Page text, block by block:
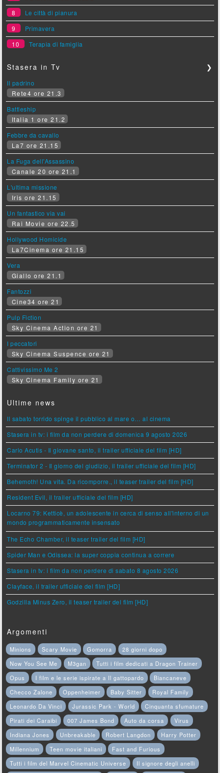
8
Le città di pianura
9
Primavera
10
Terapia di famiglia
Stasera in Tv ❯
Il padrino
Rete4 ore 21.3
Battleship
Italia 1 ore 21.2
Febbre da cavallo
La7 ore 21.15
La Fuga dell'Assassino
Canale 20 ore 21.1
L'ultima missione
Iris ore 21.15
Un fantastico via vai
Rai Movie ore 22.5
Hollywood Homicide
La7Cinema ore 21.15
Vera
Giallo ore 21.1
Fantozzi
Cine34 ore 21
Pulp Fiction
Sky Cinema Action ore 21
I peccatori
Sky Cinema Suspence ore 21
Cattivissimo Me 2
Sky Cinema Family ore 21
Ultime news
Il sabato torrido spinge il pubblico al mare o… al cinema
Stasera in tv: i film da non perdere di domenica 9 agosto 2026
Carlo Acutis - Il giovane santo, il trailer ufficiale del film [HD]
Terminator 2 - Il giorno del giudizio, il trailer ufficiale del film [HD]
Behemoth! Una vita. Da ricomporre., il teaser trailer del film [HD]
Resident Evil, il trailer ufficiale del film [HD]
Locarno 79: Ketticè, un adolescente in cerca di senso all'interno di un
mondo programmaticamente insensato
The Echo Chamber, il teaser trailer del film [HD]
Spider Man e Odissea: la super coppia continua a correre
Stasera in tv: i film da non perdere di sabato 8 agosto 2026
Clayface, il trailer ufficiale del film [HD]
Godzilla Minus Zero, il teaser trailer del film [HD]
Argomenti
Minions Scary Movie Gomorra
28 giorni dopo
Now You See Me
M3gan
Tutti i film dedicati a Dragon Trainer
Opus
I film e le serie ispirate a Il gattopardo
Biancaneve
Checco Zalone
Oppenheimer Baby Sitter
Royal Family
Leonardo Da Vinci
Jurassic Park - World
Cinquanta sfumature
Pirati dei Caraibi
007 James Bond Auto da corsa
Virus
Indiana Jones
Unbreakable Robert Langdon
Harry Potter
Millennium
Teen movie italiani
Fast and Furious
Tutti i film del Marvel Cinematic Universe
Il signore degli anelli